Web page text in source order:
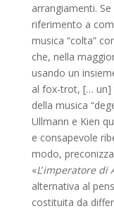
arrangiamenti.
riferimento a
musica “colta”
che, nella
usando un
al fox-trot, [… un]
della musica
Ullmann e Kien
e consapevole
modo,
«L’imperatore di
alternativa al
costituita da